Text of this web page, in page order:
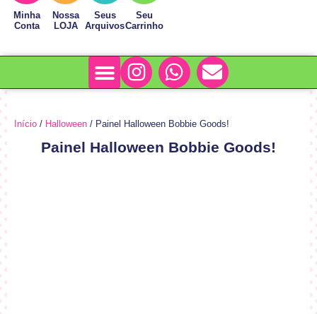
Minha
Conta
Nossa
LOJA
Seus
Arquivos
Seu
Carrinho
Início / Halloween / Painel Halloween Bobbie Goods!
Painel Halloween Bobbie Goods!